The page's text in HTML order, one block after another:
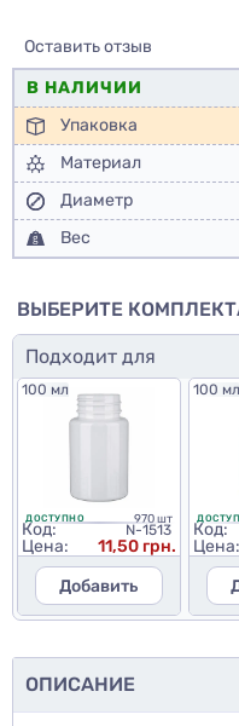
Оставить отзыв
В НАЛИЧИИ
Упаковка
Материал
Диаметр
Вес
ВЫБЕРИТЕ
Подходит для
100 мл
ДОСТУПНО 970 шт
Код: N-1513
Цена:
11,50 грн.
Добавить
100 мл
Код:
Цена:
ОПИСАНИЕ